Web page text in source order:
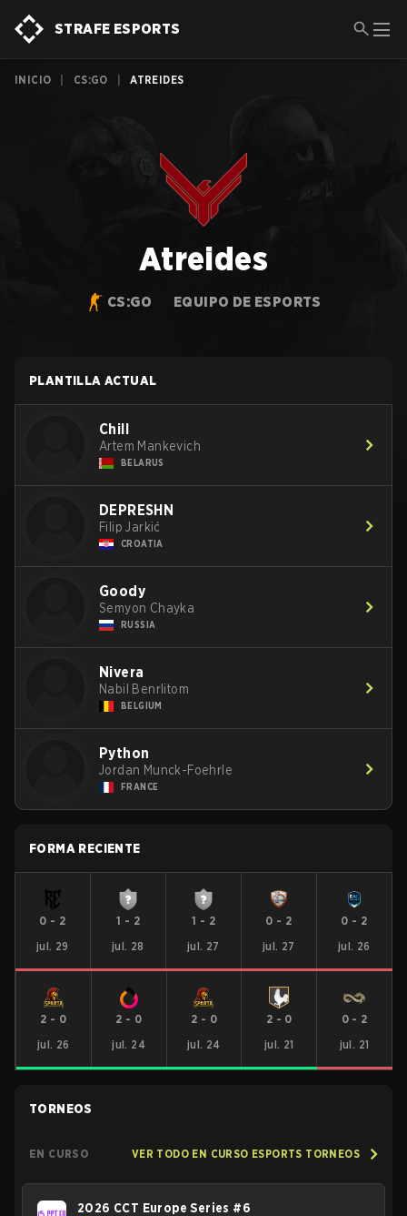
STRAFE ESPORTS
INICIO CS:GO ATREIDES
Atreides
CS:GO EQUIPO DE ESPORTS
PLANTILLA ACTUAL
Chill
Artem Mankevich
BELARUS
DEPRESHN
Filip Jarkić
CROATIA
Goody
Semyon Chayka
RUSSIA
Nivera
Nabil Benrlitom
BELGIUM
Python
Jordan Munck-Foehrle
FRANCE
FORMA RECIENTE
0 - 2
jul. 29
1 - 2
jul. 28
1 - 2
jul. 27
0 - 2
jul. 27
0 - 2
jul. 26
2 - 0
jul. 26
2 - 0
jul. 24
2 - 0
jul. 24
2 - 0
jul. 21
0- 2
jul. 21
TORNEOS
EN CURSO VER TODO EN CURSO ESPORTS TORNEOS
2026 CCT Europe Series #6